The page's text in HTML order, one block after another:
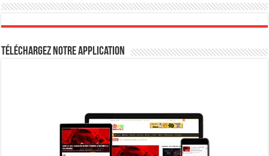
Téléchargez notre Application